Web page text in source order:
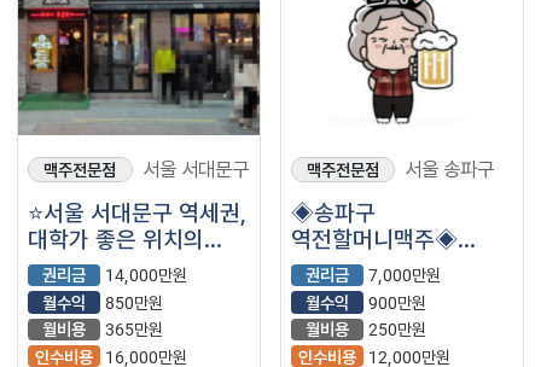
맥주전문점 서울 서대문구
⭐서울 서대문구 역세권,
대학가 좋은 위치의
역전할머니맥주
양도양수
권리금
14,000만원
월수익
850만원
월비용
365만원
인수비용
16,000만원
맥주전문점 서울 송파구
◈송파구
역전할머니맥주◈
월매출 4,209만원 ▶
순수익910만원내외◀
소자본창업추천!
권리금
7,000만원
월수익
900만원
월비용
250만원
인수비용
12,000만원